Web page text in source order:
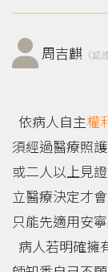
周吉麒 （認
依病人自主權
須經過醫療照
或二人以上見
立醫療決定才
只能先適用安
病人若明確擁